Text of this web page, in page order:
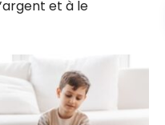
et à le